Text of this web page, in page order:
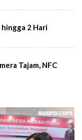
2 Hari
Tajam, NFC